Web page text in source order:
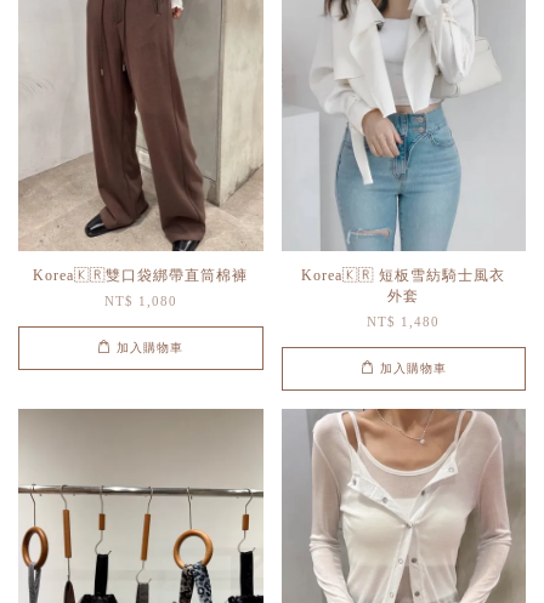
Korea🇰🇷雙口袋綁帶直筒棉褲
NT$ 1,080
加入購物車
Korea🇰🇷 短板雪紡騎士風衣
外套
NT$ 1,480
加入購物車